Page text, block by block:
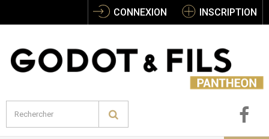
CONNEXION INSCRIPTION